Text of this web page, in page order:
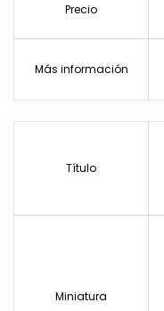
Precio
Más información
Título
Miniatura